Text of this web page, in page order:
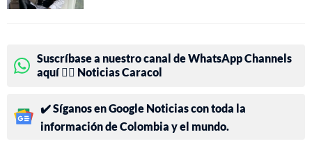
Suscríbase a nuestro canal de WhatsApp Channels
aquí 👉🏻 Noticias Caracol
✔️ Síganos en Google Noticias con toda la
información de Colombia y el mundo.